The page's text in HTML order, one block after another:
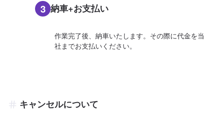
3 納車+お支払い
作業完了後、納車いたします。その際に代金を当
社までお支払いください。
キャンセルについて